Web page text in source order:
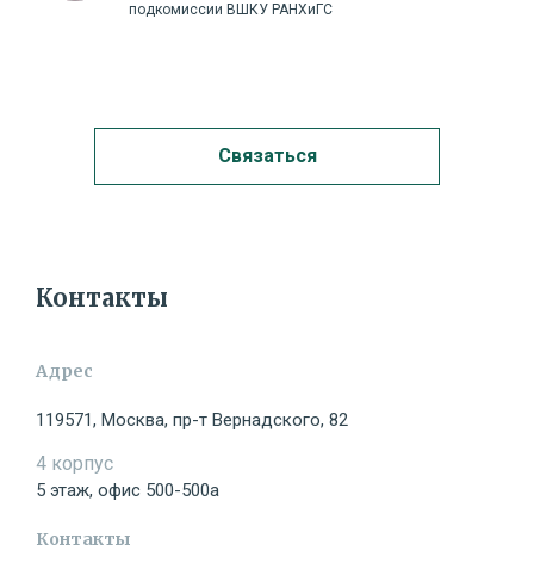
подкомиссии ВШКУ РАНХиГС
Связаться
Свяжитесь со мной
Имя:
Телефон:
Контакты
Адрес
119571, Москва, пр-т Вернадского, 82
4 корпус
5 этаж, офис 500-500а
Контакты